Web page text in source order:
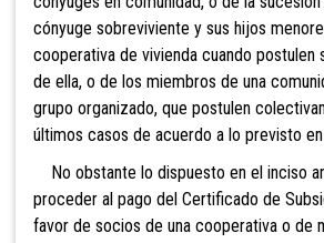
cónyuge sobreviviente y sus hijos
cooperativa de vivienda cuando postulen
de ella, o de los miembros de una
grupo organizado, que postulen
últimos casos de acuerdo a lo previsto
No obstante lo dispuesto en el inciso
proceder al pago del Certificado de
favor de socios de una cooperativa o de